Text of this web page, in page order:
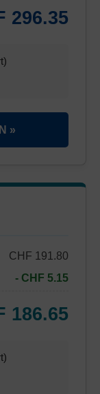
296.35
»
CHF 191.80
- CHF 5.15
186.65